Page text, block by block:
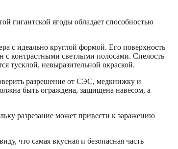
гигантской ягоды обладает способностью
с идеально круглой формой. Его поверхность
с контрастными светлыми полосами. Спелость
тусклой, невыразительной окраской.
разрешение от СЭС, медкнижку и
быть ограждена, защищена навесом, а
разрезание может привести к заражению
что самая вкусная и безопасная часть